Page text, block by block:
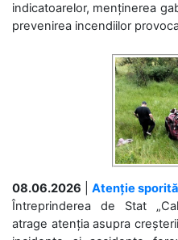
indicatoarelor, menținerea
prevenirea incendiilor
08.06.2026
Atenție
Întreprinderea de Stat
atrage atenția asupra